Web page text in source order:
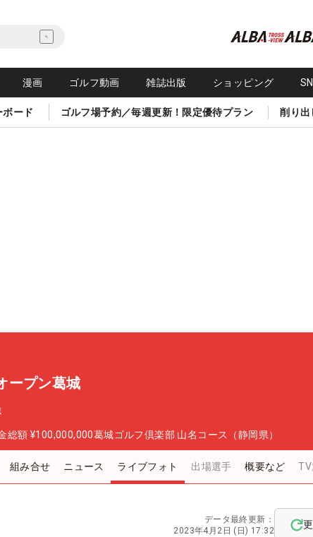
漫画 ゴルフ動画 雑誌出版 ショッピング
ード ゴルフ場予約／毎週更新！限定優待プラン 削り出
ープン葛城
総額 ¥100,000,000葛城ゴルフ倶楽部 山名コース（静岡県）
組み合せ ニュース ライブフォト 出場選手 概要など
データ最終更新：
2023年4月2日 (日) 17:32